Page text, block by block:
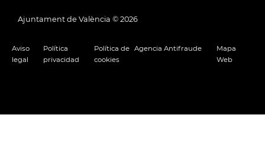
Ajuntament de València © 2026
Aviso
legal
Política
privacidad
Política de
cookies
Agencia Antifraude
Mapa
Web